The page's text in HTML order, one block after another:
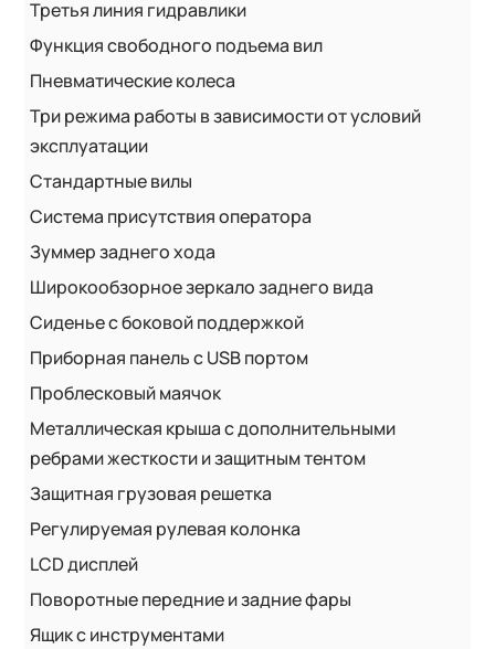
Третья линия гидравлики
Функция свободного подъема вил
Пневматические колеса
Три режима работы в зависимости от условий
эксплуатации
Стандартные вилы
Система присутствия оператора
Зуммер заднего хода
Широкообзорное зеркало заднего вида
Сиденье с боковой поддержкой
Приборная панель с USB портом
Проблесковый маячок
Металлическая крыша с дополнительными
ребрами жесткости и защитным тентом
Защитная грузовая решетка
Регулируемая рулевая колонка
LCD дисплей
Поворотные передние и задние фары
Ящик с инструментами